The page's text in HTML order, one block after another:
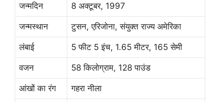
जन्मदिन 8 अक्टूबर, 1997
जन्मस्थान टुसन, एरिजोना, संयुक्त राज्य अमेरिका
लंबाई 5 फीट 5 इंच, 1.65 मीटर, 165 सेमी
वजन 58 किलोग्राम, 128 पाउंड
आंखों का रंग गहरा नीला